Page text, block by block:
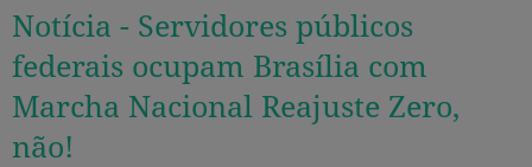
Notícia - Servidores públicos
federais ocupam Brasília com
Marcha Nacional Reajuste Zero,
não!